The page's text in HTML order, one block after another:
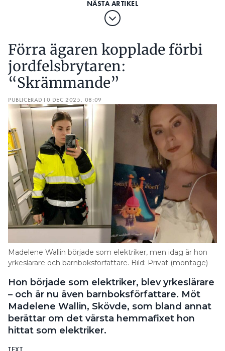
Förra ägaren kopplade förbi
jordfelsbrytaren:
“Skrämmande”
PUBLICERAD 10 DEC 2025, 08:09
Madelene Wallin började som elektriker, men idag är hon
yrkeslärare och barnboksförfattare. Bild: Privat (montage)
Hon började som elektriker, blev yrkeslärare
– och är nu även barnboksförfattare. Möt
Madelene Wallin, Skövde, som bland annat
berättar om det värsta hemmafixet hon
hittat som elektriker.